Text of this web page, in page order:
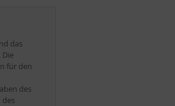
das
für den
des